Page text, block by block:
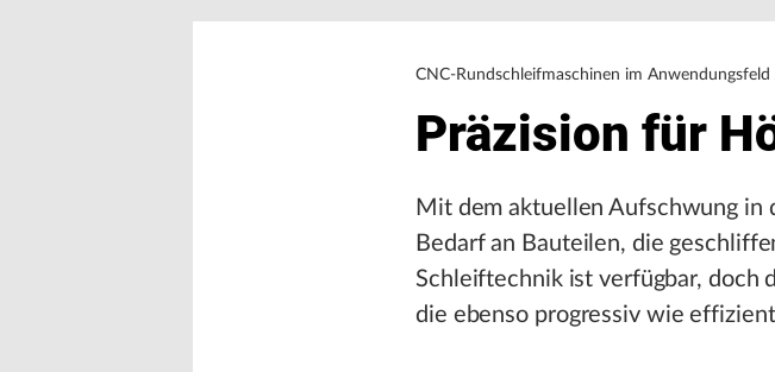
CNC-Rundschleifmaschinen im Anwendungsfeld
Präzision für
Mit dem aktuellen Aufschwung in
Bedarf an Bauteilen, die
Schleiftechnik ist verfügbar, doch
die ebenso progressiv wie